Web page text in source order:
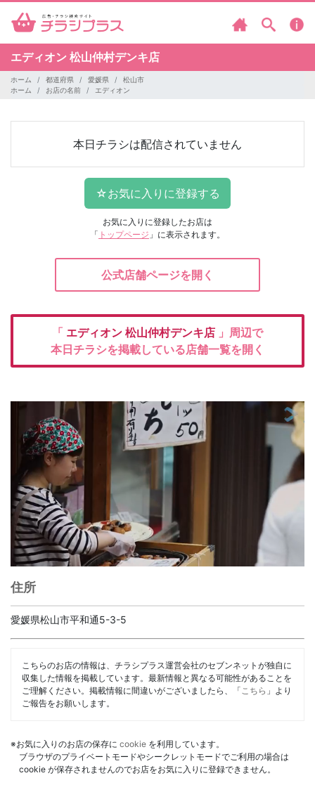
エディオン 松山仲村デンキ店
ホーム 都道府県 愛媛県
松山市
ホーム
お店の名前 エディオン
本日チラシは配信されていません
お気に入りに登録したお店は
「 トップページ 」に表示されます。
公式店舗ページを開く
「 エディオン 松山仲村デンキ店 」周辺で
本日チラシを掲載している店舗一覧を開く
住所
愛媛県松山市平和通5-3-5
こちらのお店の情報は、チラシプラス運営会社のセブンネットが独自に
収集した情報を掲載しています。最新情報と異なる可能性があることを
ご理解ください。掲載情報に間違いがございましたら、「 こちら 」より
ご報告をお願いします。
※お気に入りのお店の保存に cookie を利用しています。
ブラウザのプライベートモードやシークレットモードでご利用の場合は
cookie が保存されませんのでお店をお気に入りに登録できません。